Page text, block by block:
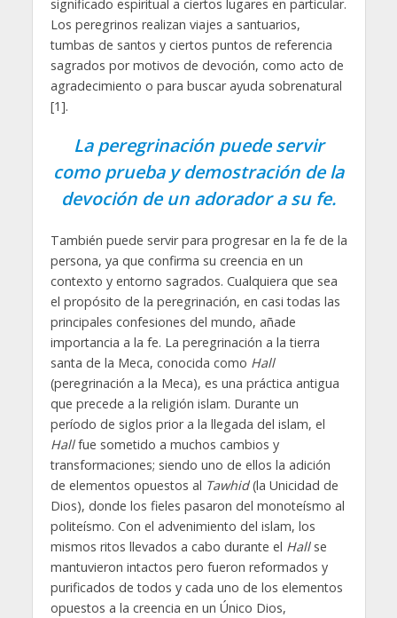
significado espiritual a ciertos lugares en particular.
Los peregrinos realizan viajes a santuarios,
tumbas de santos y ciertos puntos de referencia
sagrados por motivos de devoción, como acto de
agradecimiento o para buscar ayuda sobrenatural
[1].
La peregrinación puede servir
como prueba y demostración de la
devoción de un adorador a su fe.
También puede servir para progresar en la fe de la
persona, ya que confirma su creencia en un
contexto y entorno sagrados. Cualquiera que sea
el propósito de la peregrinación, en casi todas las
principales confesiones del mundo, añade
importancia a la fe. La peregrinación a la tierra
santa de la Meca, conocida como Hall
(peregrinación a la Meca), es una práctica antigua
que precede a la religión islam. Durante un
período de siglos prior a la llegada del islam, el
Hallfue sometido a muchos cambios y
transformaciones; siendo uno de ellos la adición
de elementos opuestos al Tawhid(la Unicidad de
Dios), donde los fieles pasaron del monoteísmo al
politeísmo. Con el advenimiento del islam, los
mismos ritos llevados a cabo durante el Hall se
mantuvieron intactos pero fueron reformados y
purificados de todos y cada uno de los elementos
opuestos a la creencia en un Único Dios,